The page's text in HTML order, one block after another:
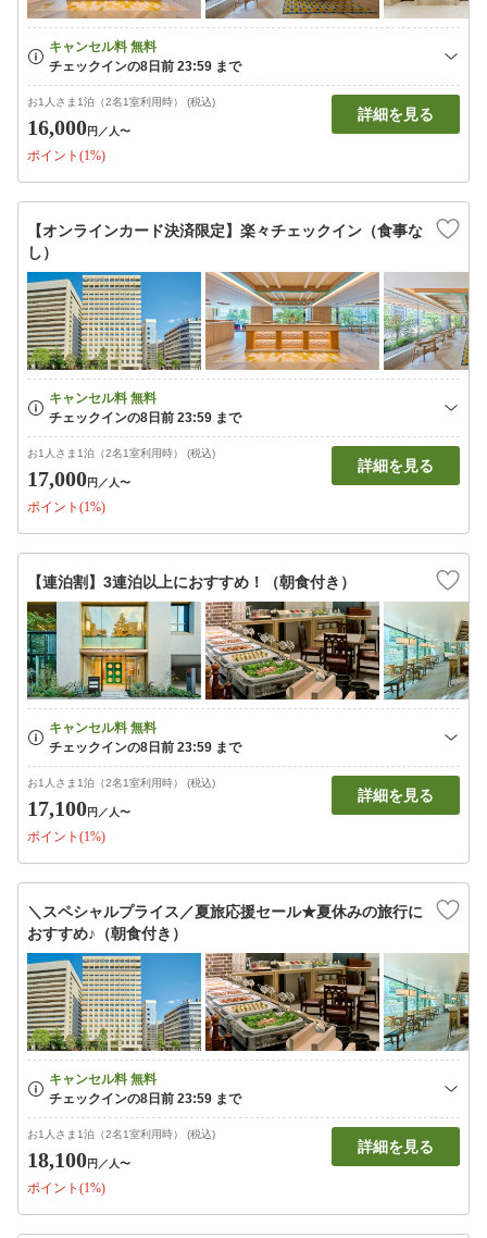
お1人さま1泊（2名1室利用時） (税込)
16,000円 ／人〜
ポイント(1%)
詳細を見る
【オンラインカード決済限定】楽々チェックイン（食事な
し）
お1人さま1泊（2名1室利用時） (税込)
17,000円 ／人〜
ポイント(1%)
詳細を見る
【連泊割】3連泊以上におすすめ！（朝食付き）
お1人さま1泊（2名1室利用時） (税込)
17,100円 ／人〜
ポイント(1%)
詳細を見る
＼スペシャルプライス／夏旅応援セール★夏休みの旅行に
おすすめ♪（朝食付き）
お1人さま1泊（2名1室利用時） (税込)
18,100円 ／人〜
ポイント(1%)
詳細を見る